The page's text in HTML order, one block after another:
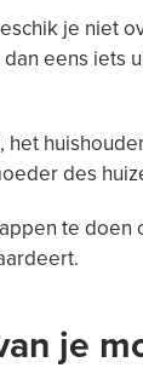
je niet
eens iets
des
te
je